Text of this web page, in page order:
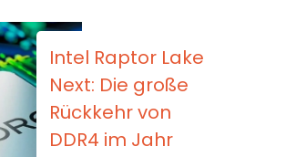
Intel Raptor Lake
Next: Die große
Rückkehr von
DDR4 im Jahr